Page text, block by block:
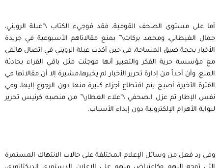
أما على مستوى الصحف القومية، فقد فوجيء الكتاب \”عبلة الرويني،
جمال الغيطاني، ومحمد بركات\” بمنع مقالاتاهم الأسبوعية في جريدة
الأخبار بحجة ضيق المساحة، في حين أكدت عبلة الرويني في اتصال هاتفي
مع مؤسسة حرية الفكر والتعبير أنها فوجئت مثل باقي القراء بحادثة
المنع، وأن أحداً من إدارة تحرير الأخبار لم يخبرها،مشيرة إلا أن مقالاتها في
الفترة الأخيرة أصبح يتم اقتطاع أجزاء كبيرة منها دون الرجوع إليها، وفي
نفس الإطار تم عزل الصحفي \”علاء العطار\” من منصبه كرئيس تحرير
لبوابة الأهرام الإلكترونية دون إبداء الأسباب.
وفي رد فعل من وسائل الإعلام المختلفة على حالات الانتهاك المستمرة